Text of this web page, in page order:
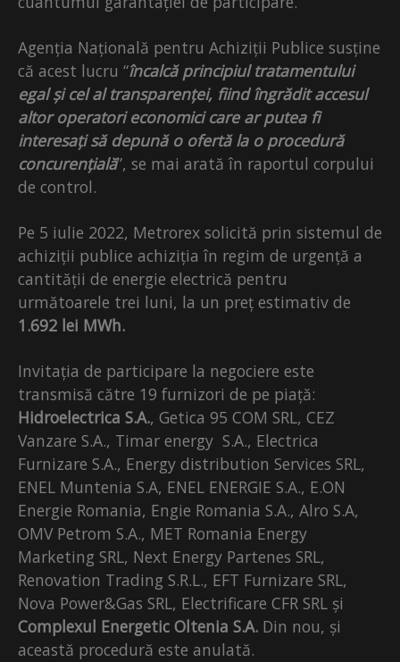
Agenția Națională pentru Achiziții Publice susține
că acest lucru “încalcă principiul tratamentului
egal și cel al transparenței, fiind îngrădit accesul
altor operatori economici care ar putea fi
interesați să depună o ofertă la o procedură
concurențială”, se mai arată în raportul corpului
de control.
Pe 5 iulie 2022, Metrorex solicită prin sistemul de
achiziții publice achiziția în regim de urgență a
cantității de energie electrică pentru
următoarele trei luni, la un preț estimativ de
1.692 lei MWh.
Invitația de participare la negociere este
transmisă către 19 furnizori de pe piață:
Hidroelectrica S.A., Getica 95 COM SRL, CEZ
Vanzare S.A., Timar energy S.A., Electrica
Furnizare S.A., Energy distribution Services SRL,
ENEL Muntenia S.A, ENEL ENERGIE S.A., E.ON
Energie Romania, Engie Romania S.A., Alro S.A,
OMV Petrom S.A., MET Romania Energy
Marketing SRL, Next Energy Partenes SRL,
Renovation Trading S.R.L., EFT Furnizare SRL,
Nova Power&Gas SRL, Electrificare CFR SRL și
Complexul Energetic Oltenia S.A. Din nou, și
această procedură este anulată.